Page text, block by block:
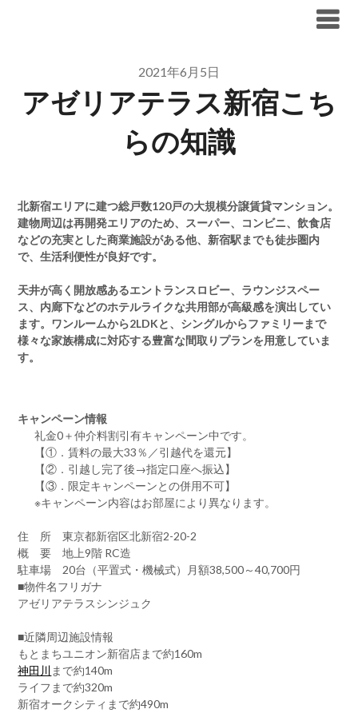
2021年6月5日
アゼリアテラス新宿こち
らの知識
北新宿エリアに建つ総戸数120戸の大規模分譲賃貸マンション。
建物周辺は再開発エリアのため、スーパー、コンビニ、飲食店
などの充実とした商業施設がある他、新宿駅までも徒歩圏内
で、生活利便性が良好です。
天井が高く開放感あるエントランスロビー、ラウンジスペー
ス、内廊下などのホテルライクな共用部が高級感を演出してい
ます。ワンルームから2LDKと、シングルからファミリーまで
様々な家族構成に対応する豊富な間取りプランを用意していま
す。
キャンペーン情報
礼金0＋仲介料割引有キャンペーン中です。
【①．賃料の最大33％／引越代を還元】
【②．引越し完了後→指定口座へ振込】
【③．限定キャンペーンとの併用不可】
※キャンペーン内容はお部屋により異なります。
住 所 東京都新宿区北新宿2-20-2
概 要 地上9階 RC造
駐車場 20台（平置式・機械式）月額38,500～40,700円
■物件名フリガナ
アゼリアテラスシンジュク
■近隣周辺施設情報
もとまちユニオン新宿店まで約160m
神田川 まで約140m
ライフまで約320m
新宿オークシティまで約490m